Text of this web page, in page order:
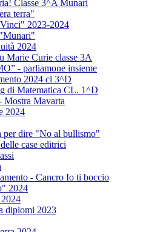
Classe 3^A Munari
terra"
2023-2024
2024
Marie Curie classe 3A
- parliamone insieme
2024 cl 3^D
di Matematica CL. 1^D
Mostra Mavarta
2024
per dire "No al bullismo"
case editrici
- Cancro Io ti boccio
2024
diplomi 2023